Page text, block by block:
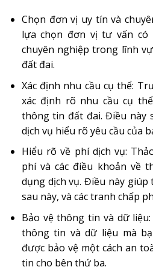
Chọn đơn vị uy tín và
lựa chọn đơn vị tư vấn có
chuyên nghiệp trong lĩnh
đất đai.
Xác định nhu cầu cụ thể:
xác định rõ nhu cầu cụ
thông tin đất đai. Điều này
dịch vụ hiểu rõ yêu cầu của
Hiểu rõ về phí dịch vụ:
phí và các điều khoản về
dụng dịch vụ. Điều này
sau này, và các tranh chấp
Bảo vệ thông tin và dữ
thông tin và dữ liệu mà
được bảo vệ một cách an
tin cho bên thứ ba.